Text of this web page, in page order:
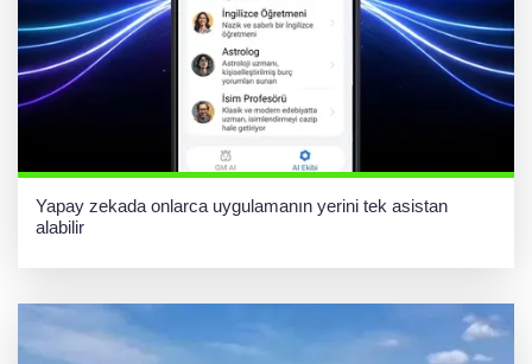
Yapay zekada onlarca uygulamanın yerini tek asistan
alabilir